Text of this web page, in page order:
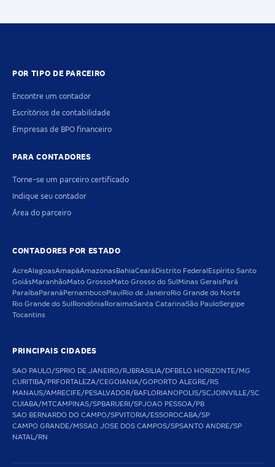
POR TIPO DE PARCEIRO
Encontre um contador
Escritórios de contabilidade
Empresas de BPO financeiro
PARA CONTADORES
Torne-se um parceiro certificado
Indique seu contador
Área do parceiro
CONTADORES POR ESTADO
AcreAlagoasAmapáAmazonas BahiaCeará Distrito Federal Espírito Santo
GoiásMaranhãoMato GrossoMato Grosso do Sul Minas Gerais Pará
Paraíba Paraná PernambucoPiauíRio de JaneiroRio Grande do Norte
Rio Grande do Sul Rondônia RoraimaSanta CatarinaSão PauloSergipe
Tocantins
PRINCIPAIS CIDADES
SAO PAULO/SPRIO DE JANEIRO/RJBRASILIA/DFBELO HORIZONTE/MG
CURITIBA/PRFORTALEZA/CEGOIANIA/GOPORTO ALEGRE/RS
MANAUS/AMRECIFE/PESALVADOR/BAFLORIANOPOLIS/SCJOINVILLE/SC
CUIABA/MTCAMPINAS/SPBARUERI/SPJOAO PESSOA/PB
SAO BERNARDO DO CAMPO/SPVITORIA/ESSOROCABA/SP
CAMPO GRANDE/MSSAO JOSE DOS CAMPOS/SPSANTO ANDRE/SP
NATAL/RN